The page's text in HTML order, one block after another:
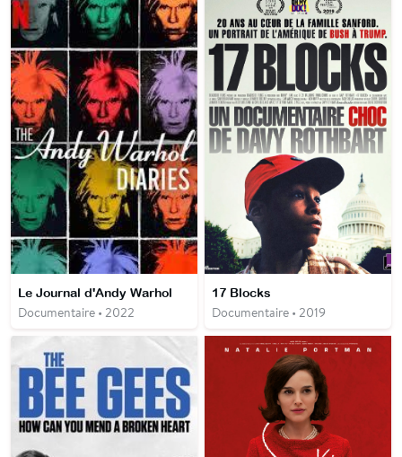
Le Journal d'Andy Warhol
Documentaire • 2022
17 Blocks
Documentaire • 2019